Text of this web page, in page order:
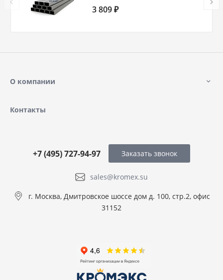
3 809 ₽
О компании
Контакты
sales@kromex.su
+7 (495) 727-94-97
г. Москва, Дмитровское шоссе дом д. 100, стр.2, офис
31152
Заказать звонок